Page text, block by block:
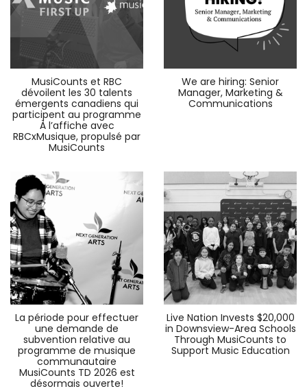
MusiCounts et RBC
dévoilent les 30 talents
émergents canadiens qui
participent au programme
À l’affiche avec
RBCxMusique, propulsé par
MusiCounts
We are hiring: Senior
Manager, Marketing &
Communications
La période pour effectuer
une demande de
subvention relative au
programme de musique
communautaire
MusiCounts TD 2026 est
désormais ouverte!
Live Nation Invests $20,000
in Downsview-Area Schools
Through MusiCounts to
Support Music Education